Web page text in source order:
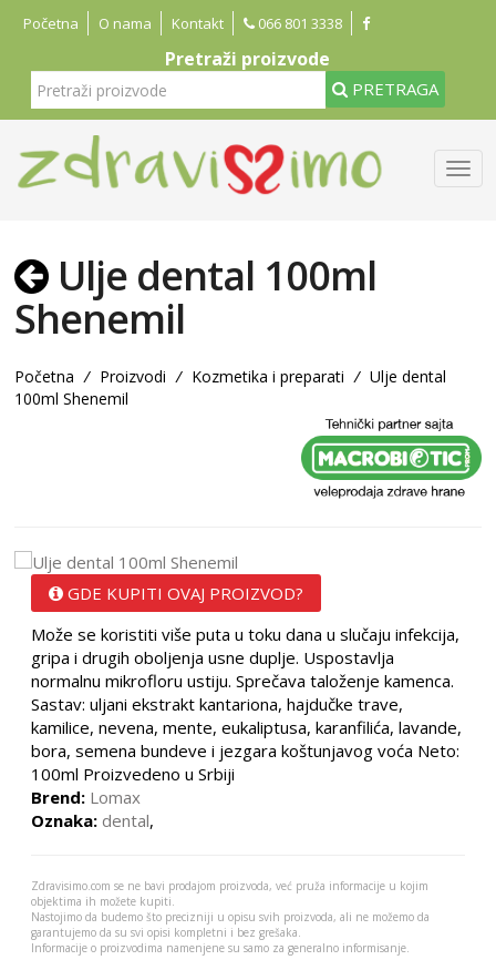
Početna O nama Kontakt 066 801 3338
Pretraži proizvode
PRETRAGA
Ulje dental 100ml
Shenemil
Početna / Proizvodi / Kozmetika i preparati / Ulje dental
100ml Shenemil
GDE KUPITI OVAJ PROIZVOD?
Može se koristiti više puta u toku dana u slučaju infekcija,
gripa i drugih oboljenja usne duplje. Uspostavlja
normalnu mikrofloru ustiju. Sprečava taloženje kamenca.
Sastav: uljani ekstrakt kantariona, hajdučke trave,
kamilice, nevena, mente, eukaliptusa, karanfilića, lavande,
bora, semena bundeve i jezgara koštunjavog voća Neto:
100ml Proizvedeno u Srbiji
Brend: Lomax
Oznaka: dental,
Zdravisimo.com se ne bavi prodajom proizvoda, već pruža informacije u kojim
objektima ih možete kupiti.
Nastojimo da budemo što precizniji u opisu svih proizvoda, ali ne možemo da
garantujemo da su svi opisi kompletni i bez grešaka.
Informacije o proizvodima namenjene su samo za generalno informisanje.